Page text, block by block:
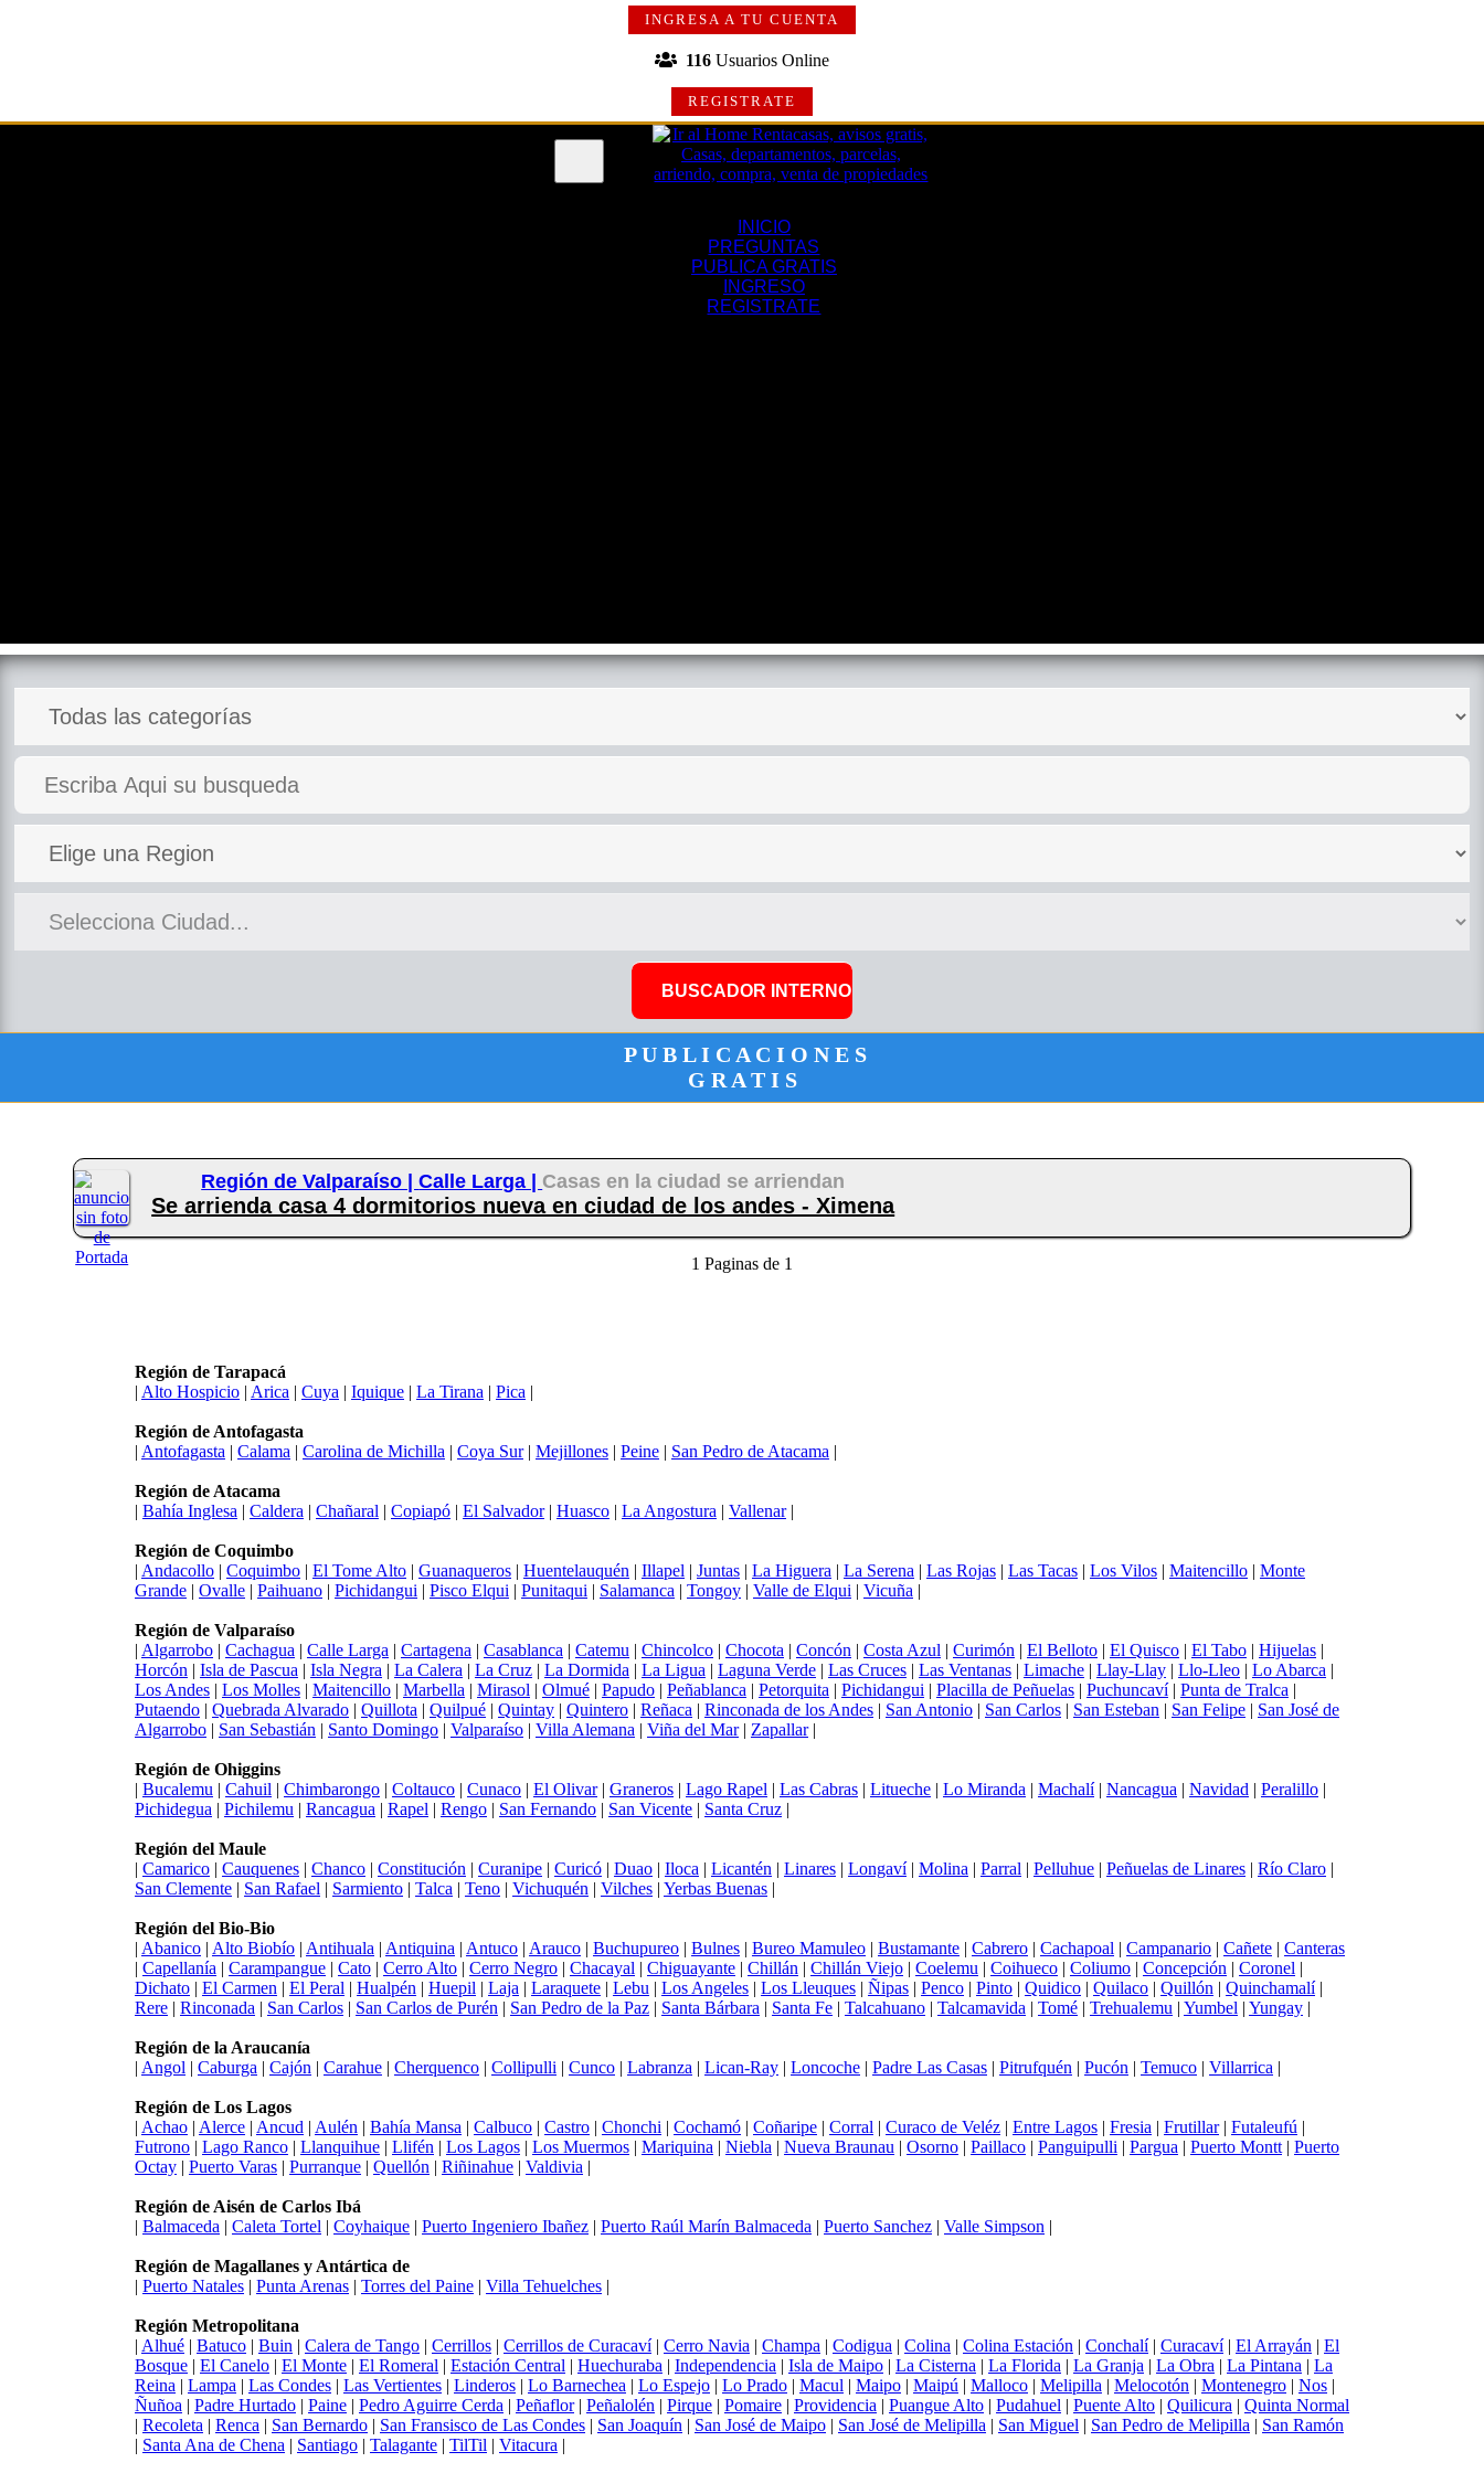
INGRESA A TU CUENTA
116 Usuarios Online
REGISTRATE
INICIO
PREGUNTAS
PUBLICA GRATIS
INGRESO
REGISTRATE
P U B L I C A C I O N E S
G R A T I S
Región de Valparaíso |Calle Larga | Casas en la ciudad se arriendan
Se arrienda casa 4 dormitorios nueva en ciudad de los andes - Ximena
1 Paginas de 1
Región de Tarapacá
| Alto Hospicio | Arica | Cuya | Iquique | La Tirana | Pica |
Región de Antofagasta
| Antofagasta | Calama | Carolina de Michilla | Coya Sur| Mejillones | Peine | San Pedro de Atacama |
Región de Atacama
| Bahía Inglesa | Caldera | Chañaral | Copiapó | El Salvador| Huasco | La Angostura | Vallenar|
Región de Coquimbo
| Andacollo | Coquimbo | El Tome Alto | Guanaqueros | Huentelauquén | Illapel | Juntas | La Higuera | La Serena | Las Rojas | Las Tacas | Los Vilos | Maitencillo | Monte
Grande | Ovalle | Paihuano | Pichidangui | Pisco Elqui | Punitaqui | Salamanca | Tongoy | Valle de Elqui | Vicuña |
Región de Valparaíso
| Algarrobo | Cachagua | Calle Larga | Cartagena | Casablanca | Catemu | Chincolco | Chocota | Concón | Costa Azul | Curimón | El Belloto | El Quisco | El Tabo | Hijuelas |
Horcón | Isla de Pascua | Isla Negra | La Calera | La Cruz | La Dormida | La Ligua | Laguna Verde | Las Cruces | Las Ventanas | Limache | Llay-Llay | Llo-Lleo | Lo Abarca |
Los Andes | Los Molles | Maitencillo | Marbella | Mirasol | Olmué | Papudo | Peñablanca | Petorquita | Pichidangui | Placilla de Peñuelas | Puchuncaví| Punta de Tralca |
Putaendo | Quebrada Alvarado | Quillota | Quilpué | Quintay | Quintero | Reñaca | Rinconada de los Andes | San Antonio | San Carlos | San Esteban | San Felipe | San José de
Algarrobo | San Sebastián | Santo Domingo | Valparaíso | Villa Alemana | Viña del Mar| Zapallar|
Región de Ohiggins
| Bucalemu | Cahuil | Chimbarongo | Coltauco | Cunaco | El Olivar| Graneros | Lago Rapel | Las Cabras | Litueche | Lo Miranda | Machalí| Nancagua | Navidad | Peralillo |
Pichidegua | Pichilemu | Rancagua | Rapel | Rengo | San Fernando | San Vicente | Santa Cruz |
Región del Maule
| Camarico | Cauquenes | Chanco | Constitución | Curanipe | Curicó | Duao | Iloca | Licantén | Linares | Longaví| Molina | Parral | Pelluhue | Peñuelas de Linares | Río Claro |
San Clemente | San Rafael | Sarmiento | Talca | Teno | Vichuquén | Vilches | Yerbas Buenas |
Región del Bio-Bio
| Abanico | Alto Biobío | Antihuala | Antiquina | Antuco | Arauco | Buchupureo | Bulnes | Bureo Mamuleo | Bustamante | Cabrero | Cachapoal | Campanario | Cañete | Canteras
| Capellanía | Carampangue | Cato | Cerro Alto | Cerro Negro | Chacayal | Chiguayante | Chillán | Chillán Viejo | Coelemu | Coihueco | Coliumo | Concepción | Coronel |
Dichato | El Carmen | El Peral | Hualpén | Huepil | Laja | Laraquete | Lebu | Los Angeles | Los Lleuques | Ñipas | Penco | Pinto | Quidico | Quilaco | Quillón | Quinchamalí|
Rere | Rinconada | San Carlos | San Carlos de Purén | San Pedro de la Paz | Santa Bárbara | Santa Fe | Talcahuano | Talcamavida | Tomé | Trehualemu | Yumbel | Yungay |
Región de la Araucanía
| Angol | Caburga | Cajón | Carahue | Cherquenco | Collipulli | Cunco | Labranza | Lican-Ray | Loncoche | Padre Las Casas | Pitrufquén | Pucón | Temuco | Villarrica |
Región de Los Lagos
| Achao | Alerce | Ancud | Aulén | Bahía Mansa | Calbuco | Castro | Chonchi | Cochamó | Coñaripe | Corral | Curaco de Veléz | Entre Lagos | Fresia | Frutillar| Futaleufú |
Futrono | Lago Ranco | Llanquihue | Llifén | Los Lagos | Los Muermos | Mariquina | Niebla | Nueva Braunau | Osorno | Paillaco | Panguipulli | Pargua | Puerto Montt | Puerto
Octay | Puerto Varas | Purranque | Quellón | Riñinahue | Valdivia |
Región de Aisén de Carlos Ibá
| Balmaceda | Caleta Tortel | Coyhaique | Puerto Ingeniero Ibañez | Puerto Raúl Marín Balmaceda | Puerto Sanchez | Valle Simpson |
Región de Magallanes y Antártica de
| Puerto Natales | Punta Arenas | Torres del Paine | Villa Tehuelches |
Región Metropolitana
| Alhué | Batuco | Buin | Calera de Tango | Cerrillos | Cerrillos de Curacaví| Cerro Navia | Champa | Codigua | Colina | Colina Estación | Conchalí| Curacaví| El Arrayán | El
Bosque | El Canelo | El Monte | El Romeral | Estación Central | Huechuraba | Independencia | Isla de Maipo | La Cisterna | La Florida | La Granja | La Obra | La Pintana | La
Reina | Lampa | Las Condes | Las Vertientes | Linderos | Lo Barnechea | Lo Espejo | Lo Prado | Macul | Maipo | Maipú | Malloco | Melipilla | Melocotón | Montenegro | Nos |
Ñuñoa | Padre Hurtado | Paine | Pedro Aguirre Cerda | Peñaflor| Peñalolén | Pirque | Pomaire | Providencia | Puangue Alto | Pudahuel | Puente Alto | Quilicura | Quinta Normal
| Recoleta | Renca | San Bernardo | San Fransisco de Las Condes | San Joaquín | San José de Maipo | San José de Melipilla | San Miguel | San Pedro de Melipilla | San Ramón
| Santa Ana de Chena | Santiago | Talagante | TilTil | Vitacura |